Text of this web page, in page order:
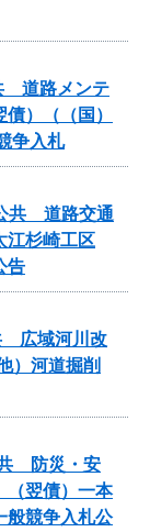
道路メンテ
）（（国）
争入札
共 道路交通
江杉崎工区
告
広域河川改
）河道掘削
防災・安
（翌債）一本
競争入札公